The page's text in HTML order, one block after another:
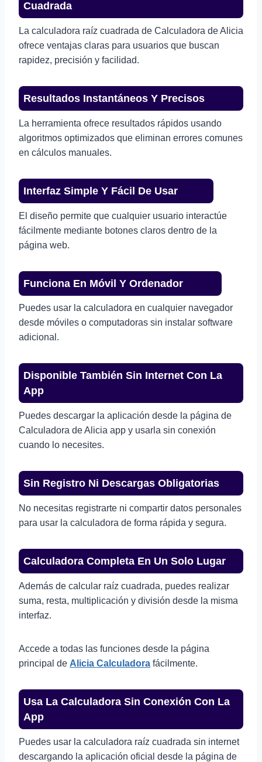
Cuadrada
La calculadora raíz cuadrada de Calculadora de Alicia
ofrece ventajas claras para usuarios que buscan
rapidez, precisión y facilidad.
Resultados Instantáneos Y Precisos
La herramienta ofrece resultados rápidos usando
algoritmos optimizados que eliminan errores comunes
en cálculos manuales.
Interfaz Simple Y Fácil De Usar
El diseño permite que cualquier usuario interactúe
fácilmente mediante botones claros dentro de la
página web.
Funciona En Móvil Y Ordenador
Puedes usar la calculadora en cualquier navegador
desde móviles o computadoras sin instalar software
adicional.
Disponible También Sin Internet Con La
App
Puedes descargar la aplicación desde la página de
Calculadora de Alicia app y usarla sin conexión
cuando lo necesites.
Sin Registro Ni Descargas Obligatorias
No necesitas registrarte ni compartir datos personales
para usar la calculadora de forma rápida y segura.
Calculadora Completa En Un Solo Lugar
Además de calcular raíz cuadrada, puedes realizar
suma, resta, multiplicación y división desde la misma
interfaz.
Accede a todas las funciones desde la página
principal de Alicia Calculadora fácilmente.
Usa La Calculadora Sin Conexión Con La
App
Puedes usar la calculadora raíz cuadrada sin internet
descargando la aplicación oficial desde la página de